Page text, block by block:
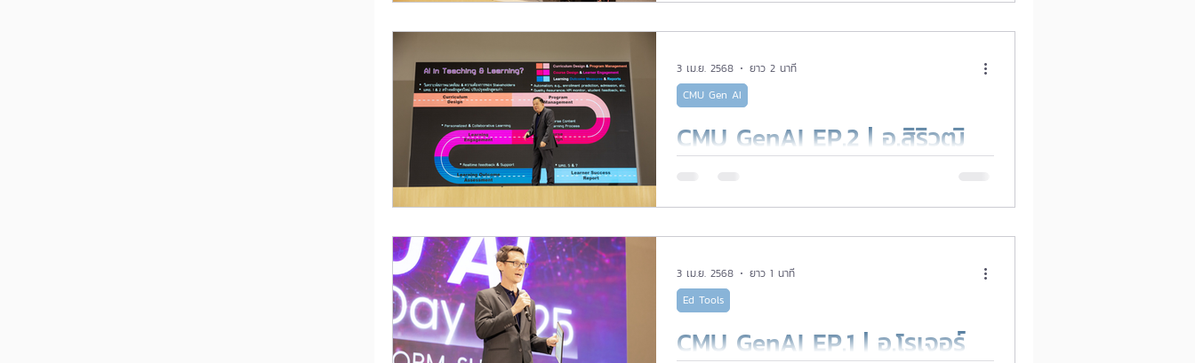
CMU GenAI EP.2 | อ.สิริวุฒิ
ให้มีประสิทธิภาพ ด้วย
Matthew CMU GenAI
CMU Gen AI
3 เม.ย. 2568 ยาว 2 นาที
CMU GenAI EP.1 | อ.โรเจอร์
Ed Tools
3 เม.ย. 2568 ยาว 1 นาที